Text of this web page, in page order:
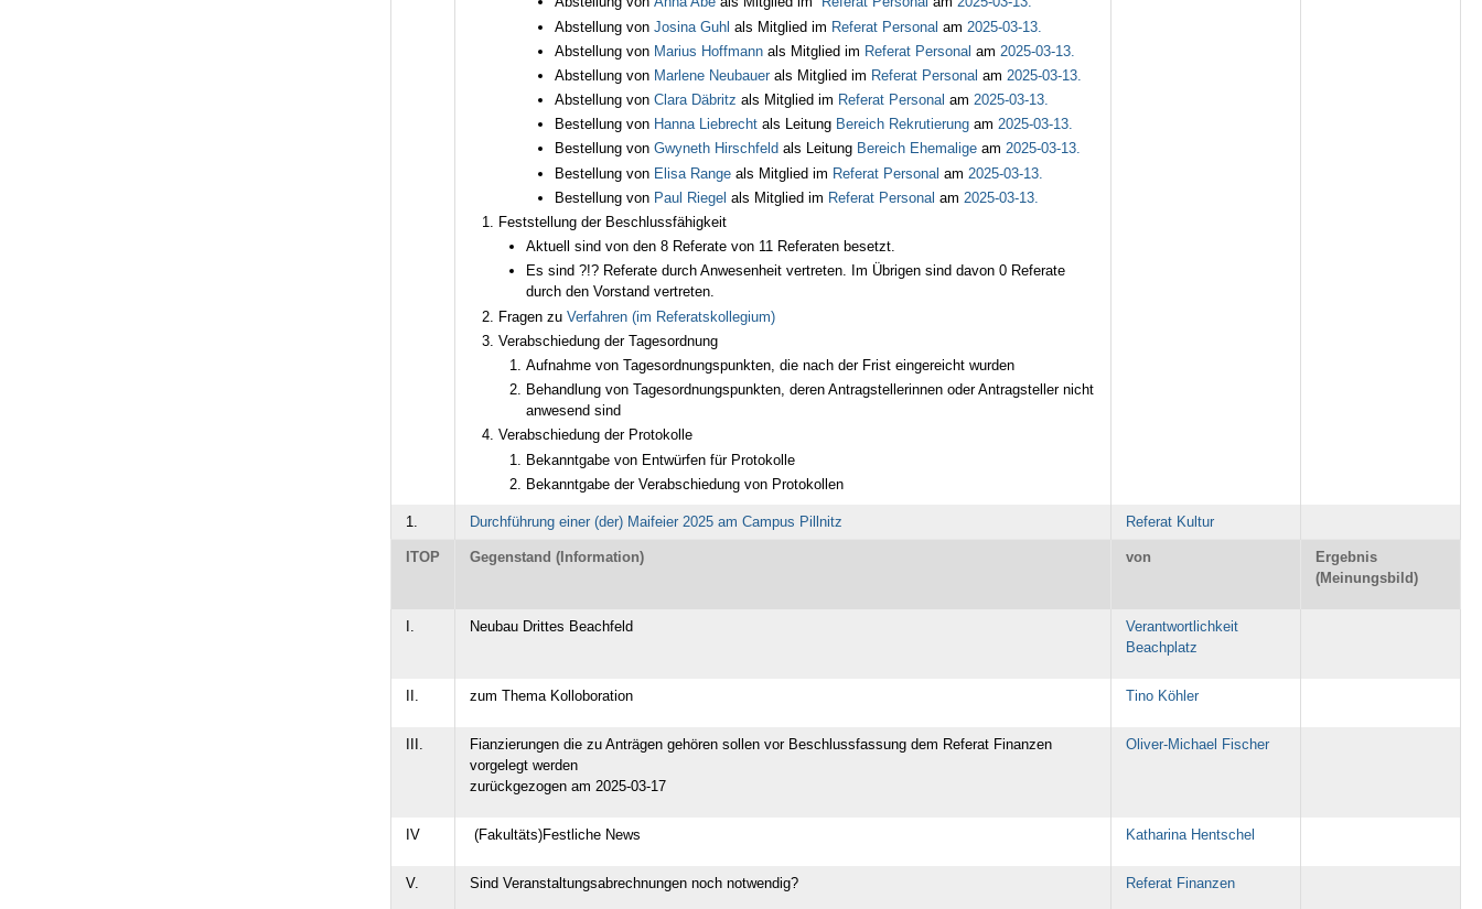
Abstellung von Josina Guhl als Mitglied im Referat Personal am 2025-03-13.
Abstellung von Marius Hoffmannals Mitglied im Referat Personal am 2025-03-13.
Abstellung von Marlene Neubauerals Mitglied im Referat Personal am 2025-03-13.
Abstellung von Clara Däbritz als Mitglied im Referat Personal am 2025-03-13.
Bestellung von Hanna Liebrechtals Leitung Bereich Rekrutierungam 2025-03-13.
Bestellung von Gwyneth Hirschfeld als Leitung Bereich Ehemaligeam 2025-03-13.
Bestellung von Elisa Rangeals Mitglied im Referat Personal am 2025-03-13.
Bestellung von Paul Riegel als Mitglied im Referat Personal am 2025-03-13.
Feststellung der Beschlussfähigkeit
Aktuell sind von den 8 Referate von 11 Referaten besetzt.
Es sind ?!? Referate durch Anwesenheit vertreten. Im Übrigen sind davon 0 Referate
durch den Vorstand vertreten.
Fragen zu Verfahren (im Referatskollegium)
Verabschiedung der Tagesordnung
Aufnahme von Tagesordnungspunkten, die nach der Frist eingereicht wurden
Behandlung von Tagesordnungspunkten, deren Antragstellerinnen oder Antragsteller nicht
anwesend sind
Verabschiedung der Protokolle
Bekanntgabe von Entwürfen für Protokolle
Bekanntgabe der Verabschiedung von Protokollen
1. Durchführung einer (der) Maifeier 2025 am Campus Pillnitz Referat Kultur
ITOP Gegenstand (Information) von
Ergebnis
(Meinungsbild)
I. Neubau Drittes Beachfeld
Verantwortlichkeit
Beachplatz
II. zum Thema Kolloboration Tino Köhler
III.
Fianzierungen die zu Anträgen gehören sollen vor Beschlussfassung dem Referat Finanzen
vorgelegt werden
zurückgezogen am 2025-03-17
Oliver-Michael Fischer
IV (Fakultäts)Festliche News Katharina Hentschel
V. Sind Veranstaltungsabrechnungen noch notwendig? Referat Finanzen